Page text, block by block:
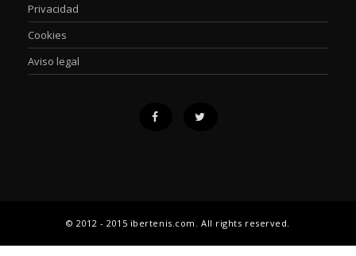
Privacidad
Cookies
Aviso legal
© 2012 - 2015 ibertenis.com. All rights reserved.